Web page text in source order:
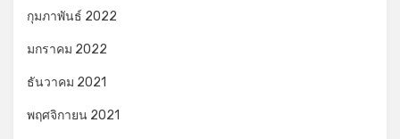
กุมภาพันธ์ 2022
มกราคม 2022
ธันวาคม 2021
พฤศจิกายน 2021